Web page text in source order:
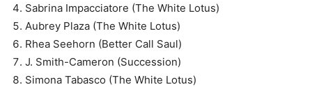
Sabrina Impacciatore (The White Lotus)
Aubrey Plaza (The White Lotus)
Rhea Seehorn (Better Call Saul)
J. Smith-Cameron (Succession)
Simona Tabasco (The White Lotus)